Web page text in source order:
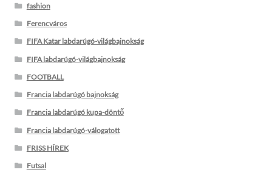
fashion
Ferencváros
FIFA Katar labdarúgó-világbajnokság
FIFA labdarúgó-világbajnokság
FOOTBALL
Francia labdarúgó bajnokság
Francia labdarúgó kupa-döntő
Francia labdarúgó-válogatott
FRISS HÍREK
Futsal